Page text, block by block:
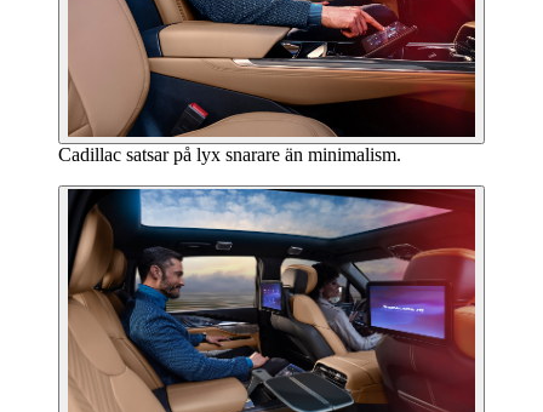
Cadillac satsar på lyx snarare än minimalism.